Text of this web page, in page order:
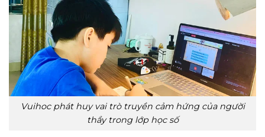
Vuihoc phát huy vai trò truyền cảm hứng của người
thầy trong lớp học số